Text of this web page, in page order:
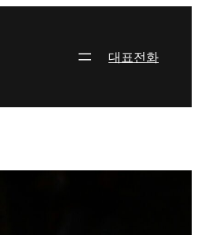
대표전화